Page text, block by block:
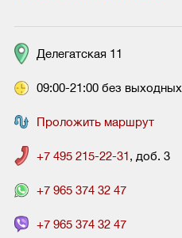
Делегатская 11
09:00-21:00 без выходных
Проложить маршрут
+7 495 215-22-31, доб. 3
+7 965 374 32 47
+7 965 374 32 47